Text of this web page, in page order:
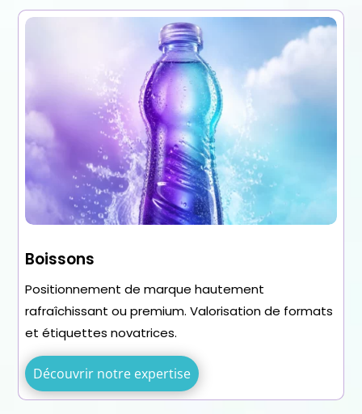
Boissons
Positionnement de marque hautement
rafraîchissant ou premium. Valorisation de formats
et étiquettes novatrices.
Découvrir notre expertise